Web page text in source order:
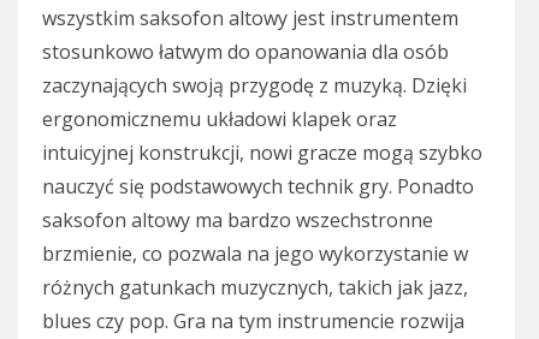
wszystkim saksofon altowy jest instrumentem
stosunkowo łatwym do opanowania dla osób
zaczynających swoją przygodę z muzyką. Dzięki
ergonomicznemu układowi klapek oraz
intuicyjnej konstrukcji, nowi gracze mogą szybko
nauczyć się podstawowych technik gry. Ponadto
saksofon altowy ma bardzo wszechstronne
brzmienie, co pozwala na jego wykorzystanie w
różnych gatunkach muzycznych, takich jak jazz,
blues czy pop. Gra na tym instrumencie rozwija